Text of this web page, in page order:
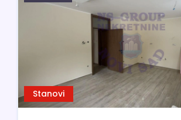
Stanovi